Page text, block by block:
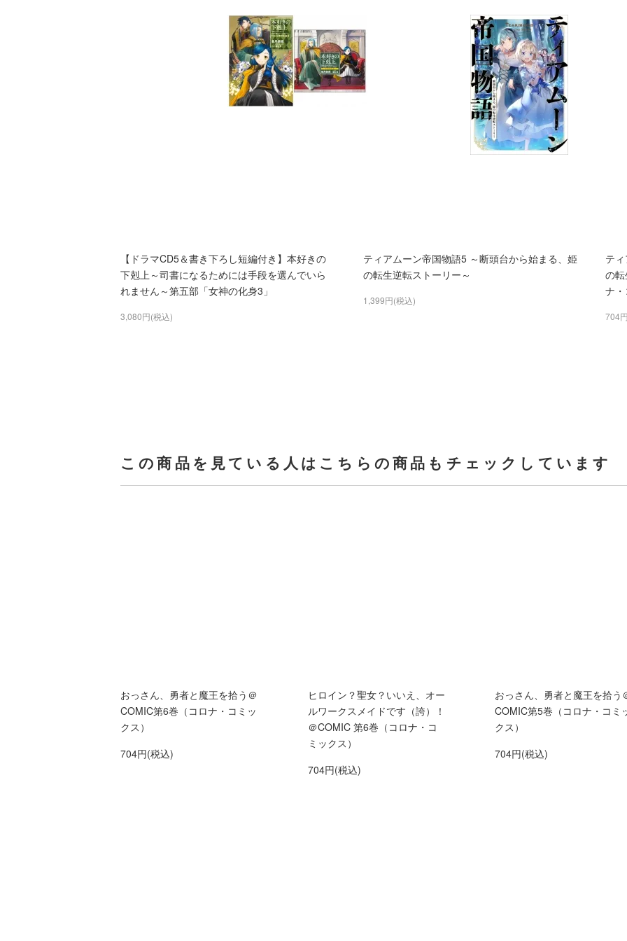
【ドラマCD5＆書き下ろし短編付き】本好きの
下剋上～司書になるためには手段を選んでいら
れません～第五部「女神の化身3」
3,080円(税込)
ティアムーン帝国物語5 ～断頭台から始まる、姫
の転生逆転ストーリー～
1,399円(税込)
テ
の
ナ・
704
この商品を見ている人はこちらの商品もチェックしています
おっさん、勇者と魔王を拾う＠
COMIC第6巻（コロナ・コミッ
クス）
704円(税込)
ヒロイン？聖女？いいえ、オー
ルワークスメイドです（誇）！
＠COMIC 第6巻（コロナ・コ
ミックス）
704円(税込)
おっさん、勇者と魔王を拾う
COMIC第5巻（コロナ・コミ
クス）
704円(税込)